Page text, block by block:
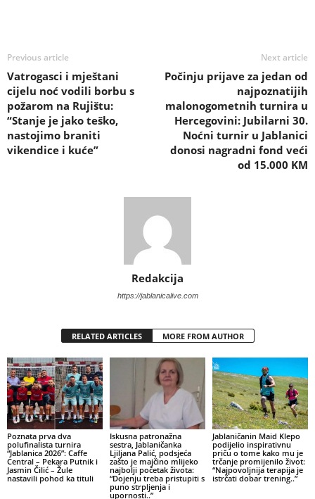
Previous article
Vatrogasci i mještani
cijelu noć vodili borbu s
požarom na Rujištu:
“Stanje je jako teško,
nastojimo braniti
vikendice i kuće”
Next article
Počinju prijave za jedan od
najpoznatijih
malonogometnih turnira u
Hercegovini: Jubilarni 30.
Noćni turnir u Jablanici
donosi nagradni fond veći
od 15.000 KM
Redakcija
https://jablanicalive.com
RELATED ARTICLES MORE FROM AUTHOR
Poznata prva dva
polufinalista turnira
“Jablanica 2026”: Caffe
Central – Pekara Putnik i
Jasmin Čilić – Žule
nastavili pohod ka tituli
Iskusna patronažna
sestra, Jablaničanka
Ljiljana Palić, podsjeća
zašto je majčino mlijeko
najbolji početak života:
“Dojenju treba pristupiti s
puno strpljenja i
upornosti..”
Jablaničanin Maid Klepo
podijelio inspirativnu
priču o tome kako mu je
trčanje promijenilo život:
“Najpovoljnija terapija je
istrčati dobar trening..”